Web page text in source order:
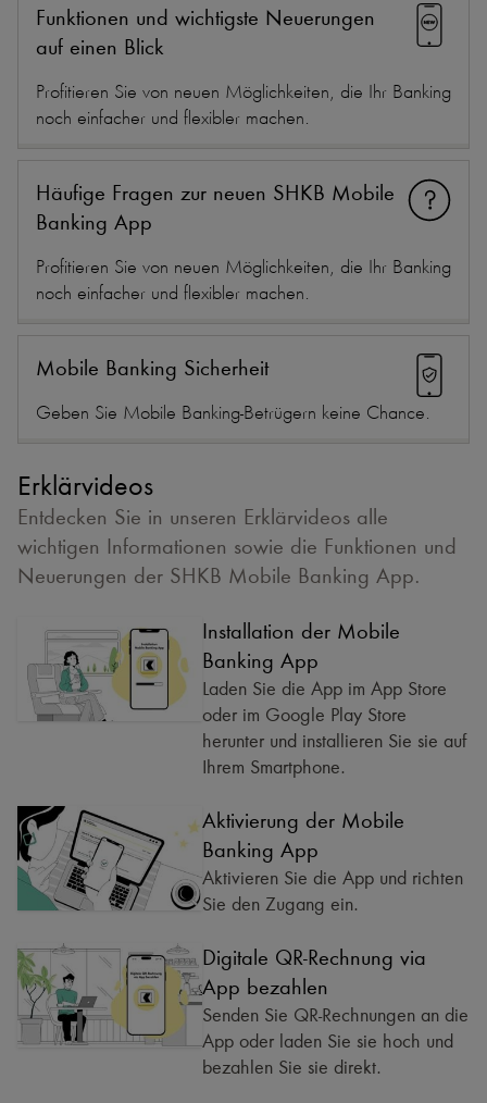
Funktionen und wichtigste Neuerungen
auf einen Blick
Profitieren Sie von neuen Möglichkeiten, die Ihr Banking
noch einfacher und flexibler machen.
Häufige Fragen zur neuen SHKB Mobile
Banking App
Profitieren Sie von neuen Möglichkeiten, die Ihr Banking
noch einfacher und flexibler machen.
Mobile Banking Sicherheit
Geben Sie Mobile Banking-Betrügern keine Chance.
Erklärvideos
Entdecken Sie in unseren Erklärvideos alle
wichtigen Informationen sowie die Funktionen und
Neuerungen der SHKB Mobile Banking App.
Installation der Mobile
Banking App
Laden Sie die App im App Store
oder im Google Play Store
herunter und installieren Sie sie auf
Ihrem Smartphone.
Aktivierung der Mobile
Banking App
Aktivieren Sie die App und richten
Sie den Zugang ein.
Digitale QR-Rechnung via
App bezahlen
Senden Sie QR-Rechnungen an die
App oder laden Sie sie hoch und
bezahlen Sie sie direkt.